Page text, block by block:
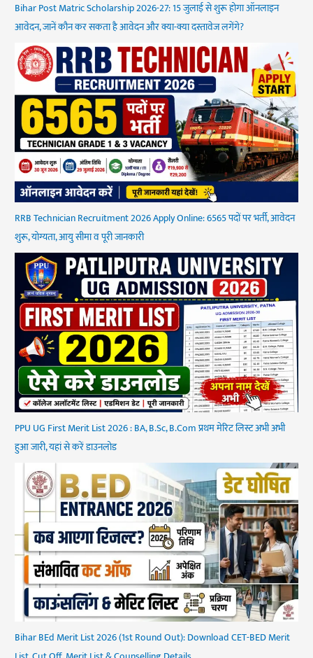
Bihar Post Matric Scholarship 2026-27: 15 जुलाई से शुरू होगा ऑनलाइन
आवेदन, जानें कौन कर सकता है आवेदन और क्या-क्या दस्तावेज लगेंगे?
RRB Technician Recruitment 2026 Apply Online: 6565 पदों पर भर्ती, आवेदन
शुरू, योग्यता, आयु सीमा व पूरी जानकारी
PPU UG First Merit List 2026 : BA, B.Sc, B.Com प्रथम मेरिट लिस्ट अभी अभी
हुआ जारी, यहां से करें डाउनलोड
Bihar BEd Merit List 2026 (1st Round Out): Download CET-BED Merit